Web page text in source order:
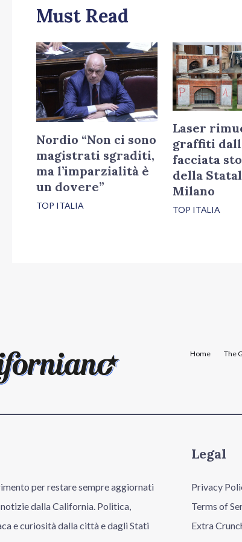
Must Read
Nordio “Non ci sono
magistrati sgraditi,
ma l’imparzialità è
un dovere”
TOP ITALIA
Laser
graffiti
facciata
della
Milano
TOP ITALIA
Home The
per restare sempre aggiornati
dalla California. Politica,
e curiosità dalla città e dagli Stati
Legal
Privacy
Terms of
Extra